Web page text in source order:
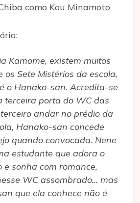
como Kou Minamoto
Kamome, existem muitos
os Sete Mistérios da escola,
o Hanako-san. Acredita-se
terceira porta do WC das
andar no prédio da
Hanako-san concede
quando convocada. Nene
estudante que adora o
e sonha com romance,
WC assombrado… mas
que ela conhece não é